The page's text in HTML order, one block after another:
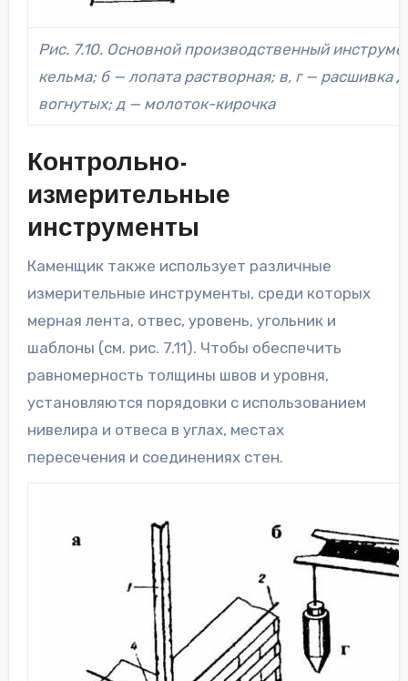
Рис. 7.10. Основной производственный
кельма; б — лопата растворная; в, г — расшивка
вогнутых; д — молоток-кирочка
Контрольно-
измерительные
инструменты
Каменщик также использует различные
измерительные инструменты, среди которых
мерная лента, отвес, уровень, угольник и
шаблоны (см. рис. 7.11). Чтобы обеспечить
равномерность толщины швов и уровня,
установляются порядовки с использованием
нивелира и отвеса в углах, местах
пересечения и соединениях стен.